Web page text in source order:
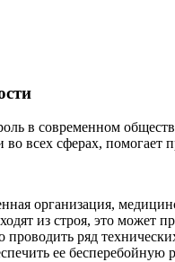
в современном
всех сферах,
организация,
из строя, это
проводить ряд
ее